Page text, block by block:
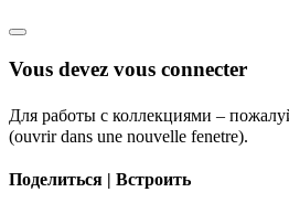
Vous devez vous connecter
Для работы с коллекциями –
(ouvrir dans une nouvelle fenetre).
Поделиться | Встроить